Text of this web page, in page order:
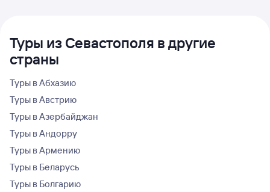
Туры из Севастополя в другие
страны
Туры в Абхазию
Туры в Австрию
Туры в Азербайджан
Туры в Андорру
Туры в Армению
Туры в Беларусь
Туры в Болгарию